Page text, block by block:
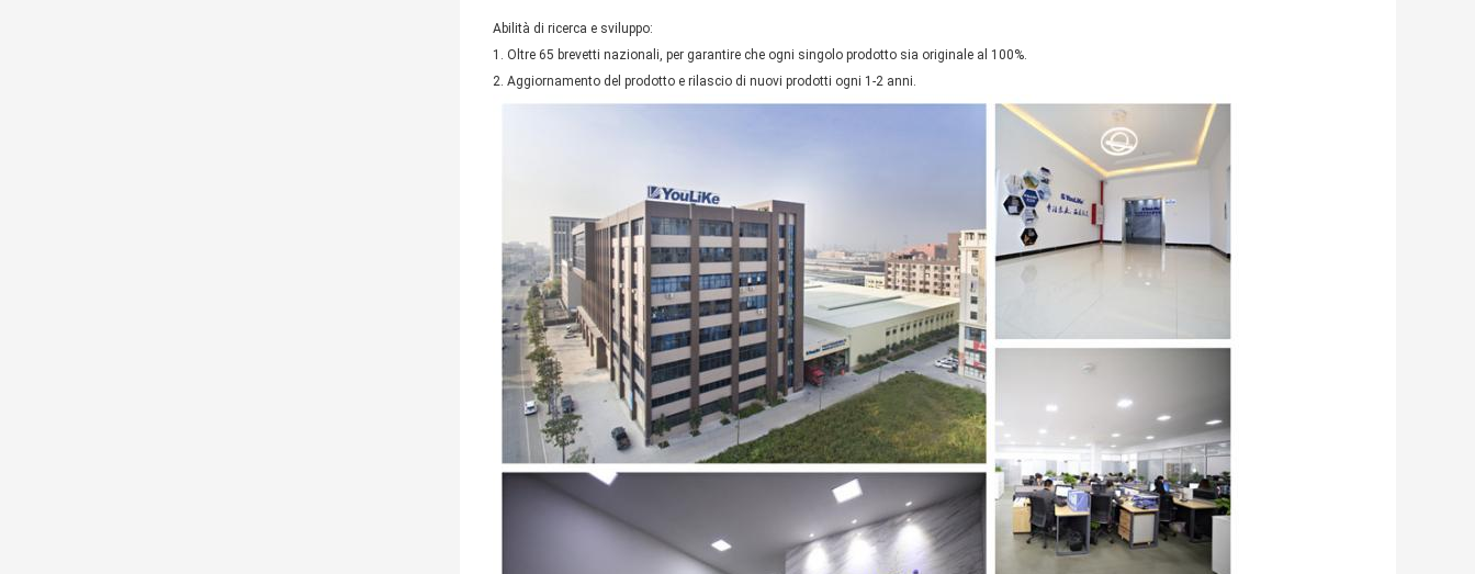
Abilità di ricerca e sviluppo:
1. Oltre 65 brevetti nazionali, per garantire che ogni singolo prodotto sia originale al 100%.
2. Aggiornamento del prodotto e rilascio di nuovi prodotti ogni 1-2 anni.